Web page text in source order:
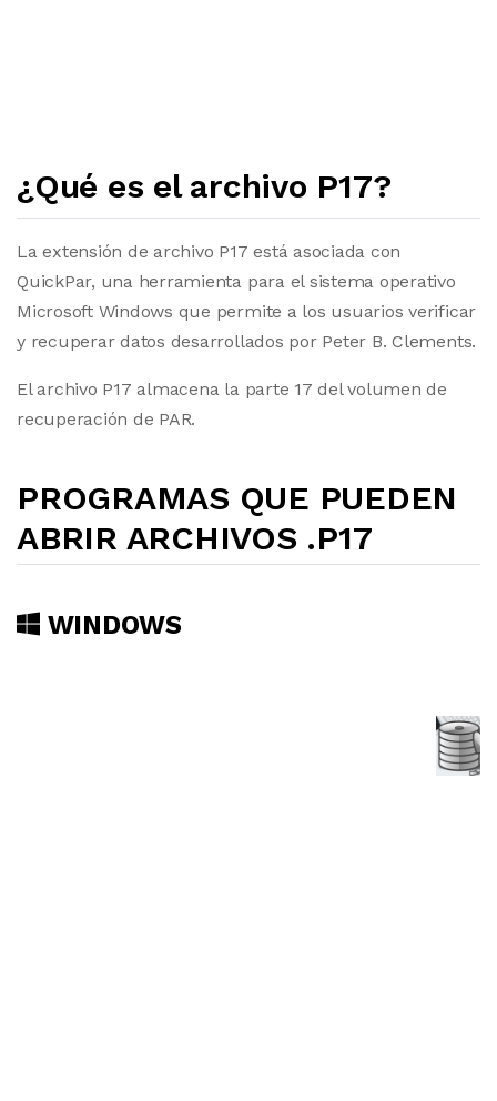
¿Qué es el archivo P17?
La extensión de archivo P17 está asociada con
QuickPar, una herramienta para el sistema operativo
Microsoft Windows que permite a los usuarios verificar
y recuperar datos desarrollados por Peter B. Clements.
El archivo P17 almacena la parte 17 del volumen de
recuperación de PAR.
PROGRAMAS QUE PUEDEN
ABRIR ARCHIVOS .P17
WINDOWS